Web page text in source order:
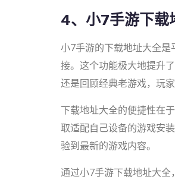
4、小7手游下载
小7手游的下载地址大全
接。这个功能极大地提升
还是回顾经典老游戏，玩
下载地址大全的便捷性在
取适配自己设备的游戏安
验到最新的游戏内容。
通过小7手游下载地址大